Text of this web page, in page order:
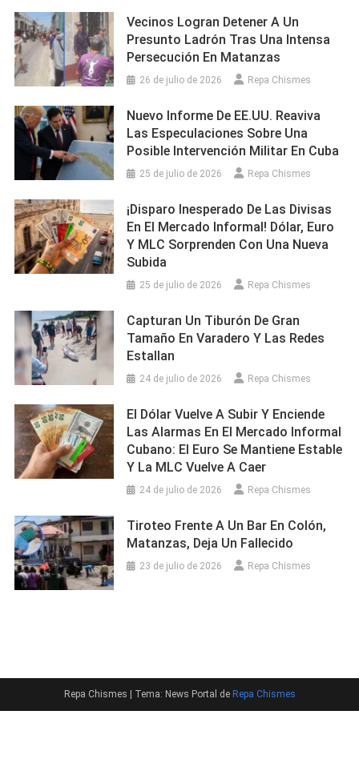
Vecinos Logran Detener A Un
Presunto Ladrón Tras Una Intensa
Persecución En Matanzas
26 de julio de 2026 Repa Chismes
Nuevo Informe De EE.UU. Reaviva
Las Especulaciones Sobre Una
Posible Intervención Militar En Cuba
25 de julio de 2026 Repa Chismes
¡Disparo Inesperado De Las Divisas
En El Mercado Informal! Dólar, Euro
Y MLC Sorprenden Con Una Nueva
Subida
25 de julio de 2026 Repa Chismes
Capturan Un Tiburón De Gran
Tamaño En Varadero Y Las Redes
Estallan
24 de julio de 2026 Repa Chismes
El Dólar Vuelve A Subir Y Enciende
Las Alarmas En El Mercado Informal
Cubano: El Euro Se Mantiene Estable
Y La MLC Vuelve A Caer
24 de julio de 2026 Repa Chismes
Tiroteo Frente A Un Bar En Colón,
Matanzas, Deja Un Fallecido
23 de julio de 2026 Repa Chismes
Repa Chismes | Tema: News Portal de Repa Chismes